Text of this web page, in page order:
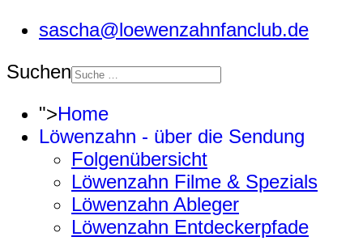
sascha@loewenzahnfanclub.de
Suchen
">Home
Löwenzahn - über die Sendung
Folgenübersicht
Löwenzahn Filme & Spezials
Löwenzahn Ableger
Löwenzahn Entdeckerpfade